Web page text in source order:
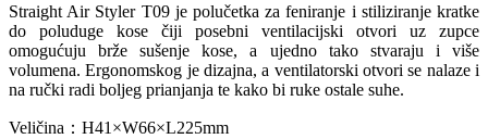
Straight Air Styler T09 je polučetka za feniranje i stiliziranje kratke
do poluduge kose čiji posebni ventilacijski otvori uz zupce
omogućuju brže sušenje kose, a ujedno tako stvaraju i više
volumena. Ergonomskog je dizajna, a ventilatorski otvori se nalaze i
na ručki radi boljeg prianjanja te kako bi ruke ostale suhe.
Veličina：H41×W66×L225mm